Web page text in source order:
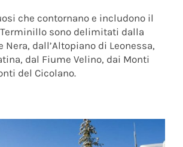
che contornano e includono il
sono delimitati dalla
Nera, dall’Altopiano di Leonessa,
dal Fiume Velino, dai Monti
del Cicolano.